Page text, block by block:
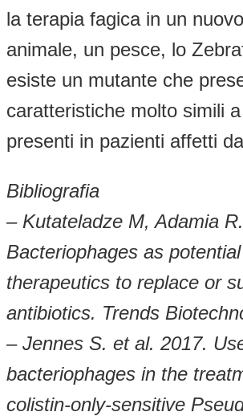
la terapia fagica in un
animale, un pesce, lo
esiste un mutante che
caratteristiche molto simili
presenti in pazienti affetti
Bibliografia
– Kutateladze M, Adamia
Bacteriophages as
therapeutics to replace or
antibiotics. Trends
– Jennes S. et al. 2017.
bacteriophages in the
colistin-only-sensitive